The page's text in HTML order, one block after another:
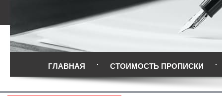
ГЛАВНАЯ СТОИМОСТЬ ПРОПИСКИ